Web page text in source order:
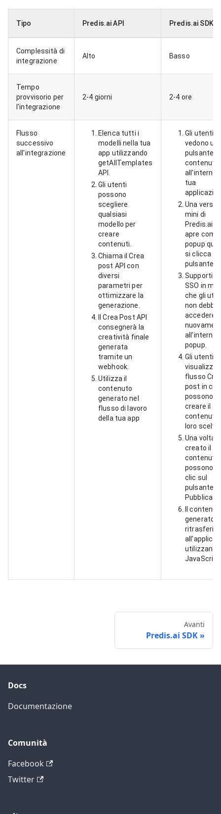
Tipo Predis.ai API Predis.ai SDK
Complessità di
integrazione
Alto Basso
Tempo
provvisorio per
l'integrazione
2-4 giorni 2-4 ore
Flusso
successivo
all'integrazione
Elenca tutti i
modelli nella tua
app utilizzando
getAllTemplates
API.
Gli utenti
possono
scegliere
qualsiasi
modello per
creare
contenuti.
Chiama il Crea
post API con
diversi
parametri per
ottimizzare la
generazione.
Il Crea Post API
consegnerà la
creatività finale
generata
tramite un
webhook.
Utilizza il
contenuto
generato nel
flusso di lavoro
della tua app
Gli utenti
vedono un
pulsante
contenuto"
all'interno
tua
Una
mini di
Predis.ai si
apre come
popup
si clicca
pulsante.
SSO in
che gli
non
accedere
all'interno
popup.
Gli utenti
flusso
post in cui
possono
creare il
contenuto
loro scelta.
Una volta
creato il
contenuto,
possono
clic sul
pulsante
Pubblica.
Il
generato
ritrasferito
utilizzando
Avanti
Predis.ai SDK
Docs
Documentazione
Comunità
Facebook
Twitter